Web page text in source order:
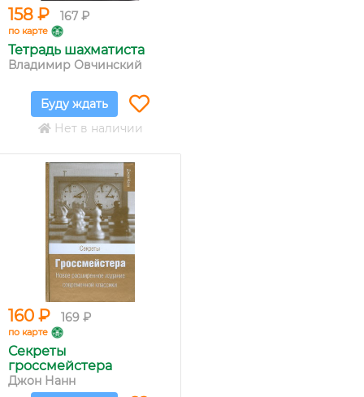
158 ₽ 167 ₽
по карте
Тетрадь шахматиста
Владимир Овчинский
Буду ждать
Нет в наличии
160 ₽ 169 ₽
по карте
Секреты
гроссмейстера
Джон Нанн